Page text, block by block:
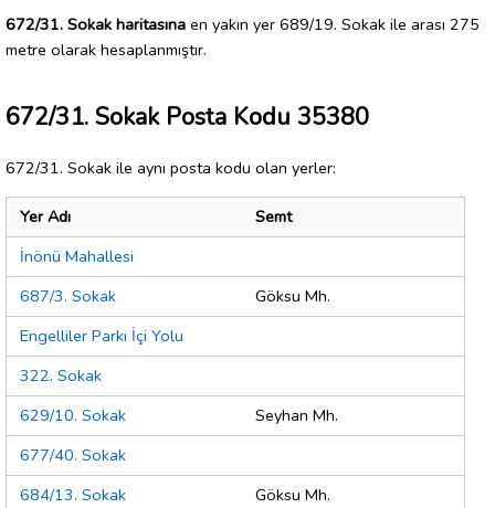
672/31. Sokak haritasına en yakın yer 689/19. Sokak ile arası 275
metre olarak hesaplanmıştır.
672/31. Sokak Posta Kodu 35380
672/31. Sokak ile aynı posta kodu olan yerler:
Yer Adı
Semt
İnönü Mahallesi
687/3. Sokak
Göksu Mh.
Engelliler Parkı İçi Yolu
322. Sokak
629/10. Sokak
Seyhan Mh.
677/40. Sokak
684/13. Sokak
Göksu Mh.